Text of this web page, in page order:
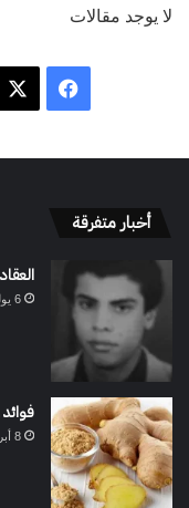
لا يوجد مقالات
فيسبوك
أخبار متفرقة
6 يوليو، 2026
8 أبريل، 2025